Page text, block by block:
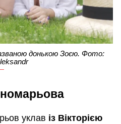
донькою Зоєю. Фото:
уклав із Вікторією